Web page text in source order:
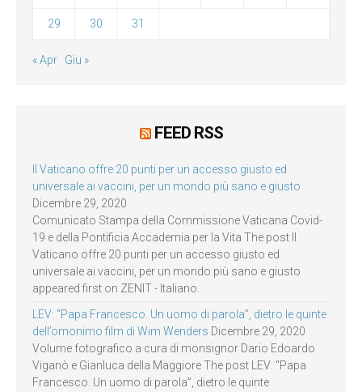
29 30 31
« Apr Giu »
FEED RSS
Il Vaticano offre 20 punti per un accesso giusto ed
universale ai vaccini, per un mondo più sano e giusto
Dicembre 29, 2020
Comunicato Stampa della Commissione Vaticana Covid-
19 e della Pontificia Accademia per la Vita The post Il
Vaticano offre 20 punti per un accesso giusto ed
universale ai vaccini, per un mondo più sano e giusto
appeared first on ZENIT - Italiano.
LEV: “Papa Francesco. Un uomo di parola”, dietro le quinte
dell’omonimo film di Wim Wenders Dicembre 29, 2020
Volume fotografico a cura di monsignor Dario Edoardo
Viganò e Gianluca della Maggiore The post LEV: “Papa
Francesco. Un uomo di parola”, dietro le quinte